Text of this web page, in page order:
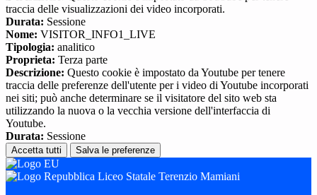
traccia delle visualizzazioni dei video incorporati.
Durata: Sessione
Nome: VISITOR_INFO1_LIVE
Tipologia: analitico
Proprieta: Terza parte
Descrizione: Questo cookie è impostato da Youtube per tenere
traccia delle preferenze dell'utente per i video di Youtube incorporati
nei siti; può anche determinare se il visitatore del sito web sta
utilizzando la nuova o la vecchia versione dell'interfaccia di
Youtube.
Durata: Sessione
Accetta tutti Salva le preferenze
Liceo Statale Terenzio Mamiani